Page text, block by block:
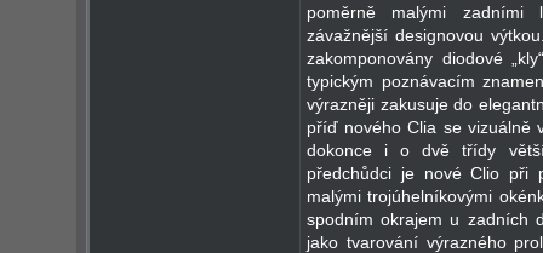
poměrně malými zadními
závažnější designovou
zakomponovány diodové
typickým poznávacím
výrazněji zakusuje do
příď nového Clia se vizuálně
dokonce i o dvě třídy
předchůdci je nové Clio při
malými trojúhelníkovými
spodním okrajem u zadních
jako tvarování výrazného